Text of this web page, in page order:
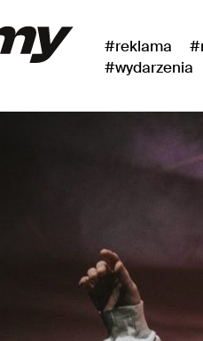
#reklama
#wydarzenia